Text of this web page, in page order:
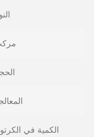
الكمية في